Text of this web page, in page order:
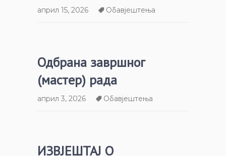
април 15, 2026 Обавјештења
Одбрана завршног
(мастер) рада
април 3, 2026 Обавјештења
ИЗВЈЕШТАЈ О